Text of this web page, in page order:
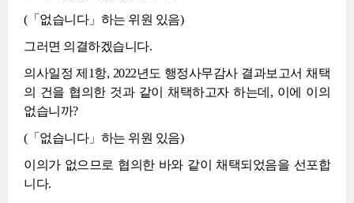
(「없습니다」하는 위원 있음)
그러면 의결하겠습니다.
의사일정 제1항, 2022년도 행정사무감사 결과보고서 채택
의 건을 협의한 것과 같이 채택하고자 하는데, 이에 이의
없습니까?
(「없습니다」하는 위원 있음)
이의가 없으므로 협의한 바와 같이 채택되었음을 선포합
니다.